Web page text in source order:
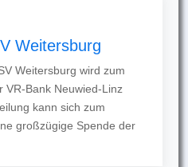
Weitersburg
Weitersburg wird zum
VR-Bank Neuwied-Linz
kann sich zum
großzügige Spende der